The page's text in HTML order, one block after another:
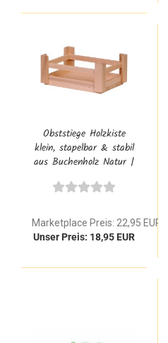
Obststiege Holzkiste
klein, stapelbar & stabil
aus Buchenholz Natur |
Kaufmannsladen
Marketplace Preis: 22,95 EUR
Unser Preis: 18,95 EUR